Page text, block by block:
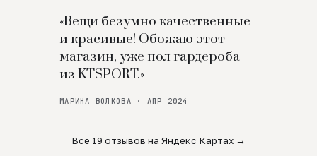
«Вещи безумно качественные
и красивые! Обожаю этот
магазин, уже пол гардероба
из KTSPORT.»
МАРИНА ВОЛКОВА · АПР 2024
Все 19 отзывов на Яндекс Картах →